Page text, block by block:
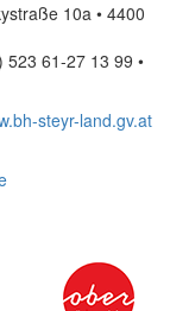
10a • 4400
523 61-27 13 99 •
steyr-land.gv.at